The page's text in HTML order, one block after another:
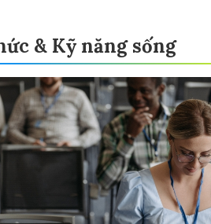
& Kỹ năng sống